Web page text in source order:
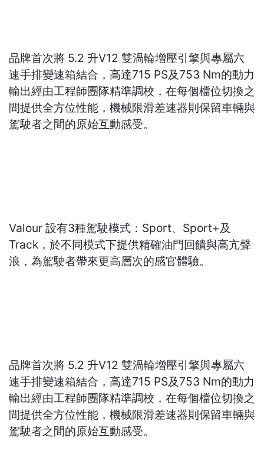
品牌首次將 5.2 升V12 雙渦輪增壓引擎與專屬六
速手排變速箱結合，高達715 PS及753 Nm的動力
輸出經由工程師團隊精準調校，在每個檔位切換之
間提供全方位性能，機械限滑差速器則保留車輛與
駕駛者之間的原始互動感受。
Valour 設有3種駕駛模式：Sport、Sport+及
Track，於不同模式下提供精確油門回饋與高亢聲
浪，為駕駛者帶來更高層次的感官體驗。
品牌首次將 5.2 升V12 雙渦輪增壓引擎與專屬六
速手排變速箱結合，高達715 PS及753 Nm的動力
輸出經由工程師團隊精準調校，在每個檔位切換之
間提供全方位性能，機械限滑差速器則保留車輛與
駕駛者之間的原始互動感受。